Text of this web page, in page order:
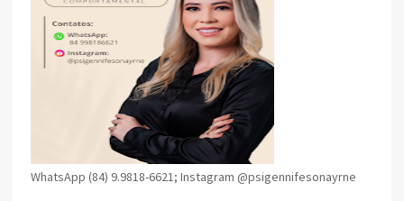
WhatsApp (84) 9.9818-6621; Instagram @psigennifesonayrne